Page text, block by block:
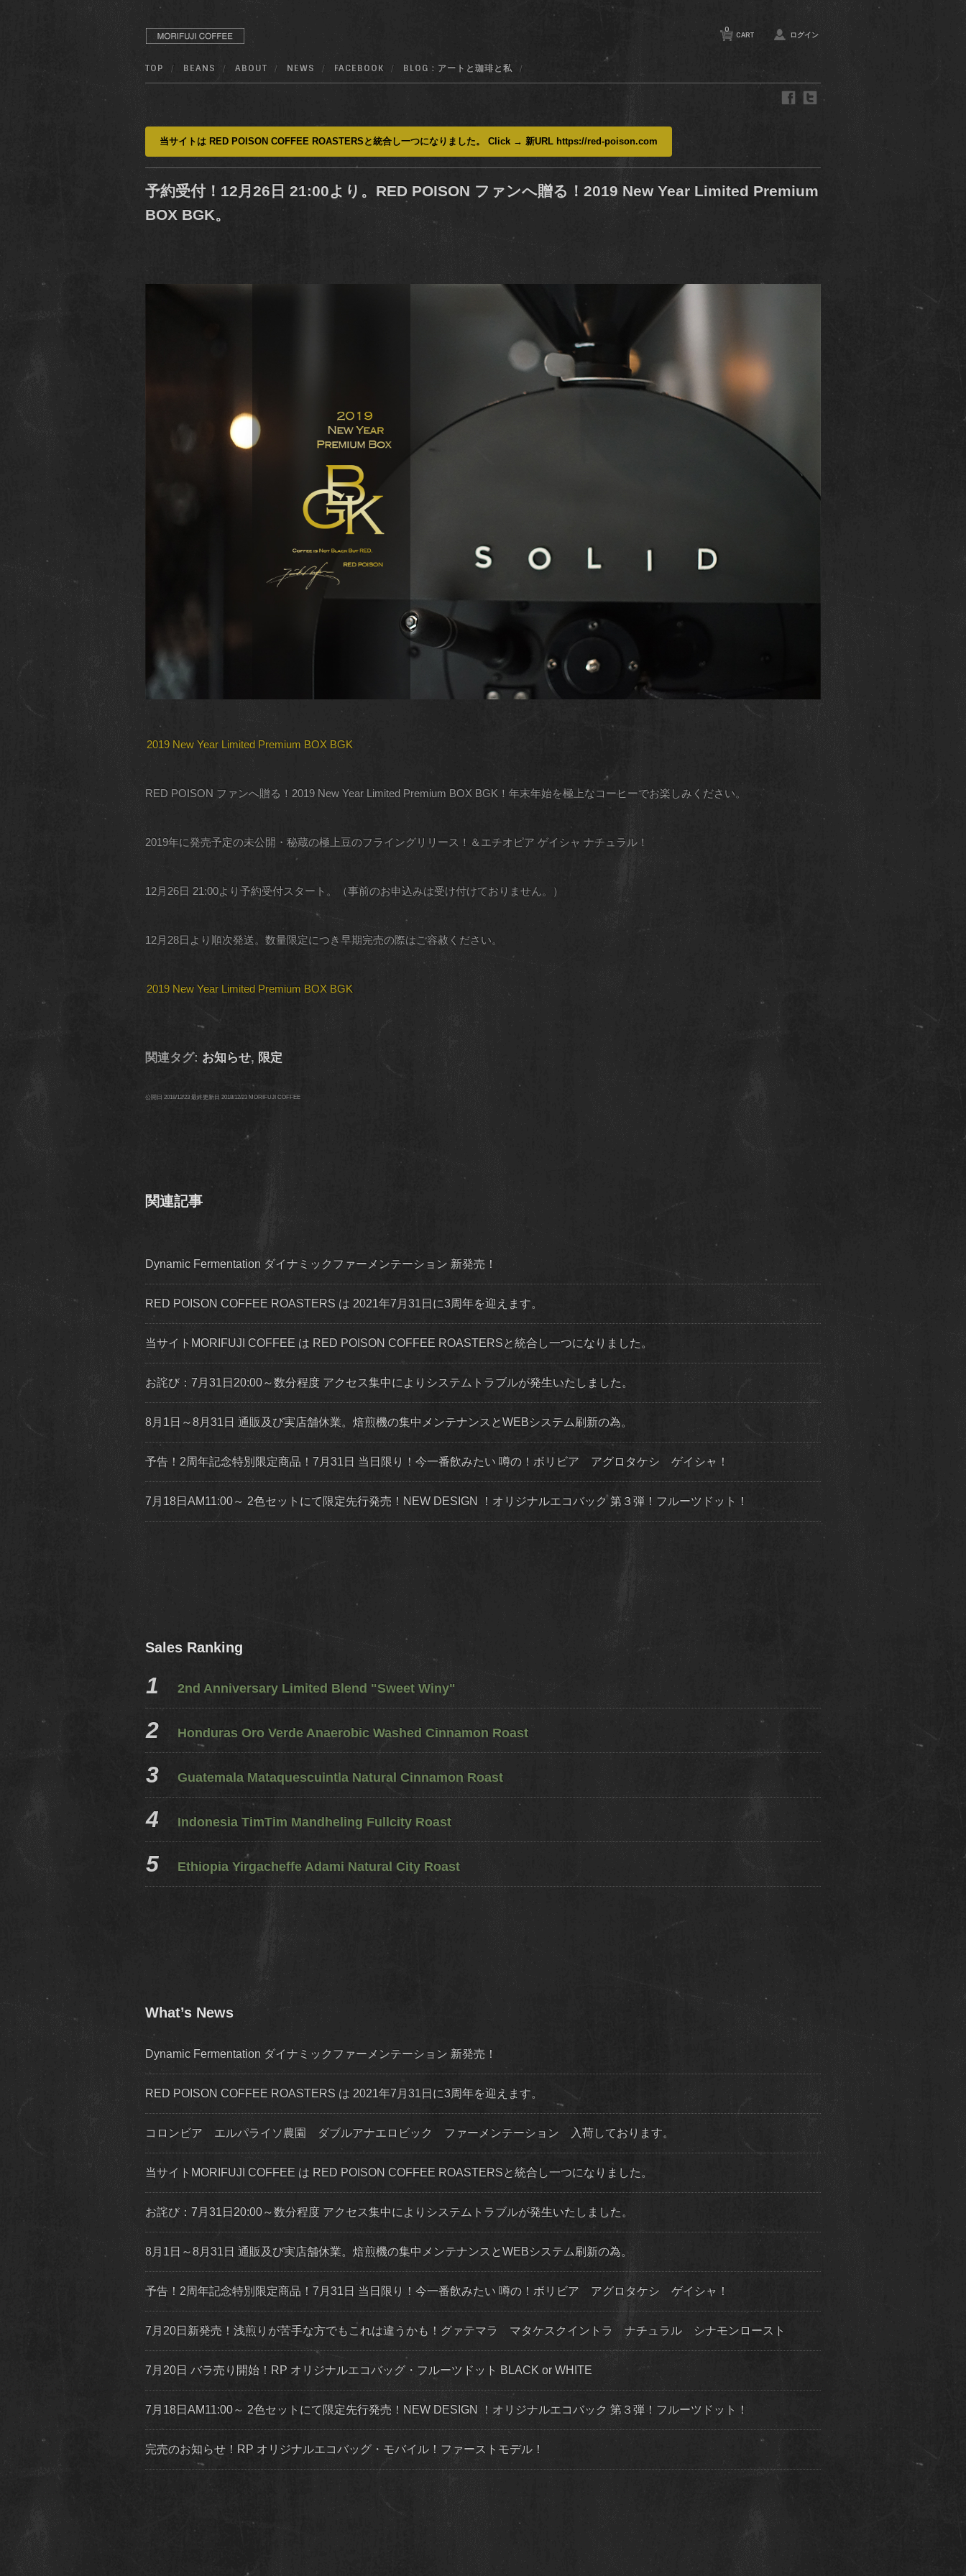
TOP BEANS ABOUT NEWS FACEBOOK BLOG : アートと珈琲と私
CART
0
ログイン
当サイトは RED POISON COFFEE ROASTERSと統合し一つになりました。 Click → 新URL https://red-poison.com
予約受付！12月26日 21:00より。RED POISON ファンへ贈る！2019 New Year Limited Premium
BOX BGK。
2019 New Year Limited Premium BOX BGK
RED POISON ファンへ贈る！2019 New Year Limited Premium BOX BGK！年末年始を極上なコーヒーでお楽しみください。
2019年に発売予定の未公開・秘蔵の極上豆のフライングリリース！＆エチオピア ゲイシャ ナチュラル！
12月26日 21:00より予約受付スタート。（事前のお申込みは受け付けておりません。）
12月28日より順次発送。数量限定につき早期完売の際はご容赦ください。
2019 New Year Limited Premium BOX BGK
関連タグ: お知らせ, 限定
公開日 2018/12/23 最終更新日 2018/12/23 MORIFUJI COFFEE
関連記事
Dynamic Fermentation ダイナミックファーメンテーション 新発売！
RED POISON COFFEE ROASTERS は 2021年7月31日に3周年を迎えます。
当サイトMORIFUJI COFFEE は RED POISON COFFEE ROASTERSと統合し一つになりました。
お詫び：7月31日20:00～数分程度 アクセス集中によりシステムトラブルが発生いたしました。
8月1日～8月31日 通販及び実店舗休業。焙煎機の集中メンテナンスとWEBシステム刷新の為。
予告！2周年記念特別限定商品！7月31日 当日限り！今一番飲みたい 噂の！ボリビア アグロタケシ ゲイシャ！
7月18日AM11:00～ 2色セットにて限定先行発売！NEW DESIGN ！オリジナルエコバック 第３弾！フルーツドット！
Sales Ranking
2nd Anniversary Limited Blend "Sweet Winy"
Honduras Oro Verde Anaerobic Washed Cinnamon Roast
Guatemala Mataquescuintla Natural Cinnamon Roast
Indonesia TimTim Mandheling Fullcity Roast
Ethiopia Yirgacheffe Adami Natural City Roast
What’s News
Dynamic Fermentation ダイナミックファーメンテーション 新発売！
RED POISON COFFEE ROASTERS は 2021年7月31日に3周年を迎えます。
コロンビア エルパライソ農園 ダブルアナエロビック ファーメンテーション 入荷しております。
当サイトMORIFUJI COFFEE は RED POISON COFFEE ROASTERSと統合し一つになりました。
お詫び：7月31日20:00～数分程度 アクセス集中によりシステムトラブルが発生いたしました。
8月1日～8月31日 通販及び実店舗休業。焙煎機の集中メンテナンスとWEBシステム刷新の為。
予告！2周年記念特別限定商品！7月31日 当日限り！今一番飲みたい 噂の！ボリビア アグロタケシ ゲイシャ！
7月20日新発売！浅煎りが苦手な方でもこれは違うかも！グァテマラ マタケスクイントラ ナチュラル シナモンロースト
7月20日 バラ売り開始！RP オリジナルエコバッグ・フルーツドット BLACK or WHITE
7月18日AM11:00～ 2色セットにて限定先行発売！NEW DESIGN ！オリジナルエコバック 第３弾！フルーツドット！
完売のお知らせ！RP オリジナルエコバッグ・モバイル！ファーストモデル！